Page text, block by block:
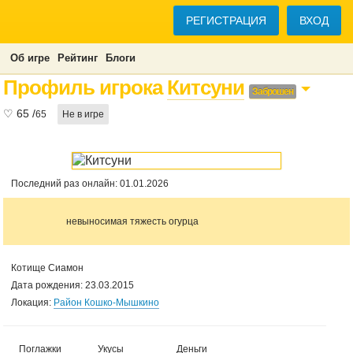
РЕГИСТРАЦИЯ ВХОД
Об игре Рейтинг Блоги
Профиль игрокаКитсуни Заброшен
♡65 /65 Не в игре
Последний раз онлайн: 01.01.2026
невыносимая тяжесть огурца
Котище Сиамон
Дата рождения: 23.03.2015
Локация: Район Кошко-Мышкино
Поглажки Укусы Деньги